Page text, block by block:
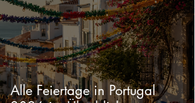
Alle Feiertage in Portugal